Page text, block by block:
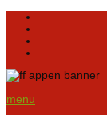
menu